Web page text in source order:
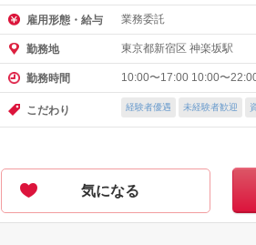
雇用形態・給与 業務委託
勤務地 東京都新宿区 神楽坂駅
勤務時間 10:00〜17:00 10:00〜
こだわり 経験者優遇 未経験者歓迎
気になる